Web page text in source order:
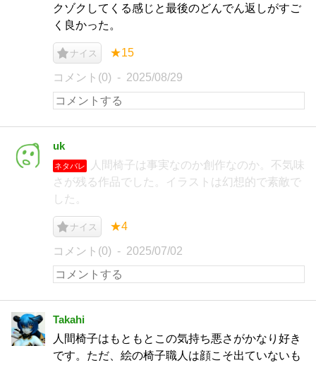
クゾクしてくる感じと最後のどんでん返しがすご
く良かった。
ナイス ★15
コメント(0) 2025/08/29
uk
ネタバレ
人間椅子は事実なのか創作なのか。不気味
さが残る作品でした。イラストは幻想的で素敵で
した。
ナイス ★4
コメント(0) 2025/07/02
Takahi
人間椅子はもともとこの気持ち悪さがかなり好き
です。ただ、絵の椅子職人は顔こそ出ていないも